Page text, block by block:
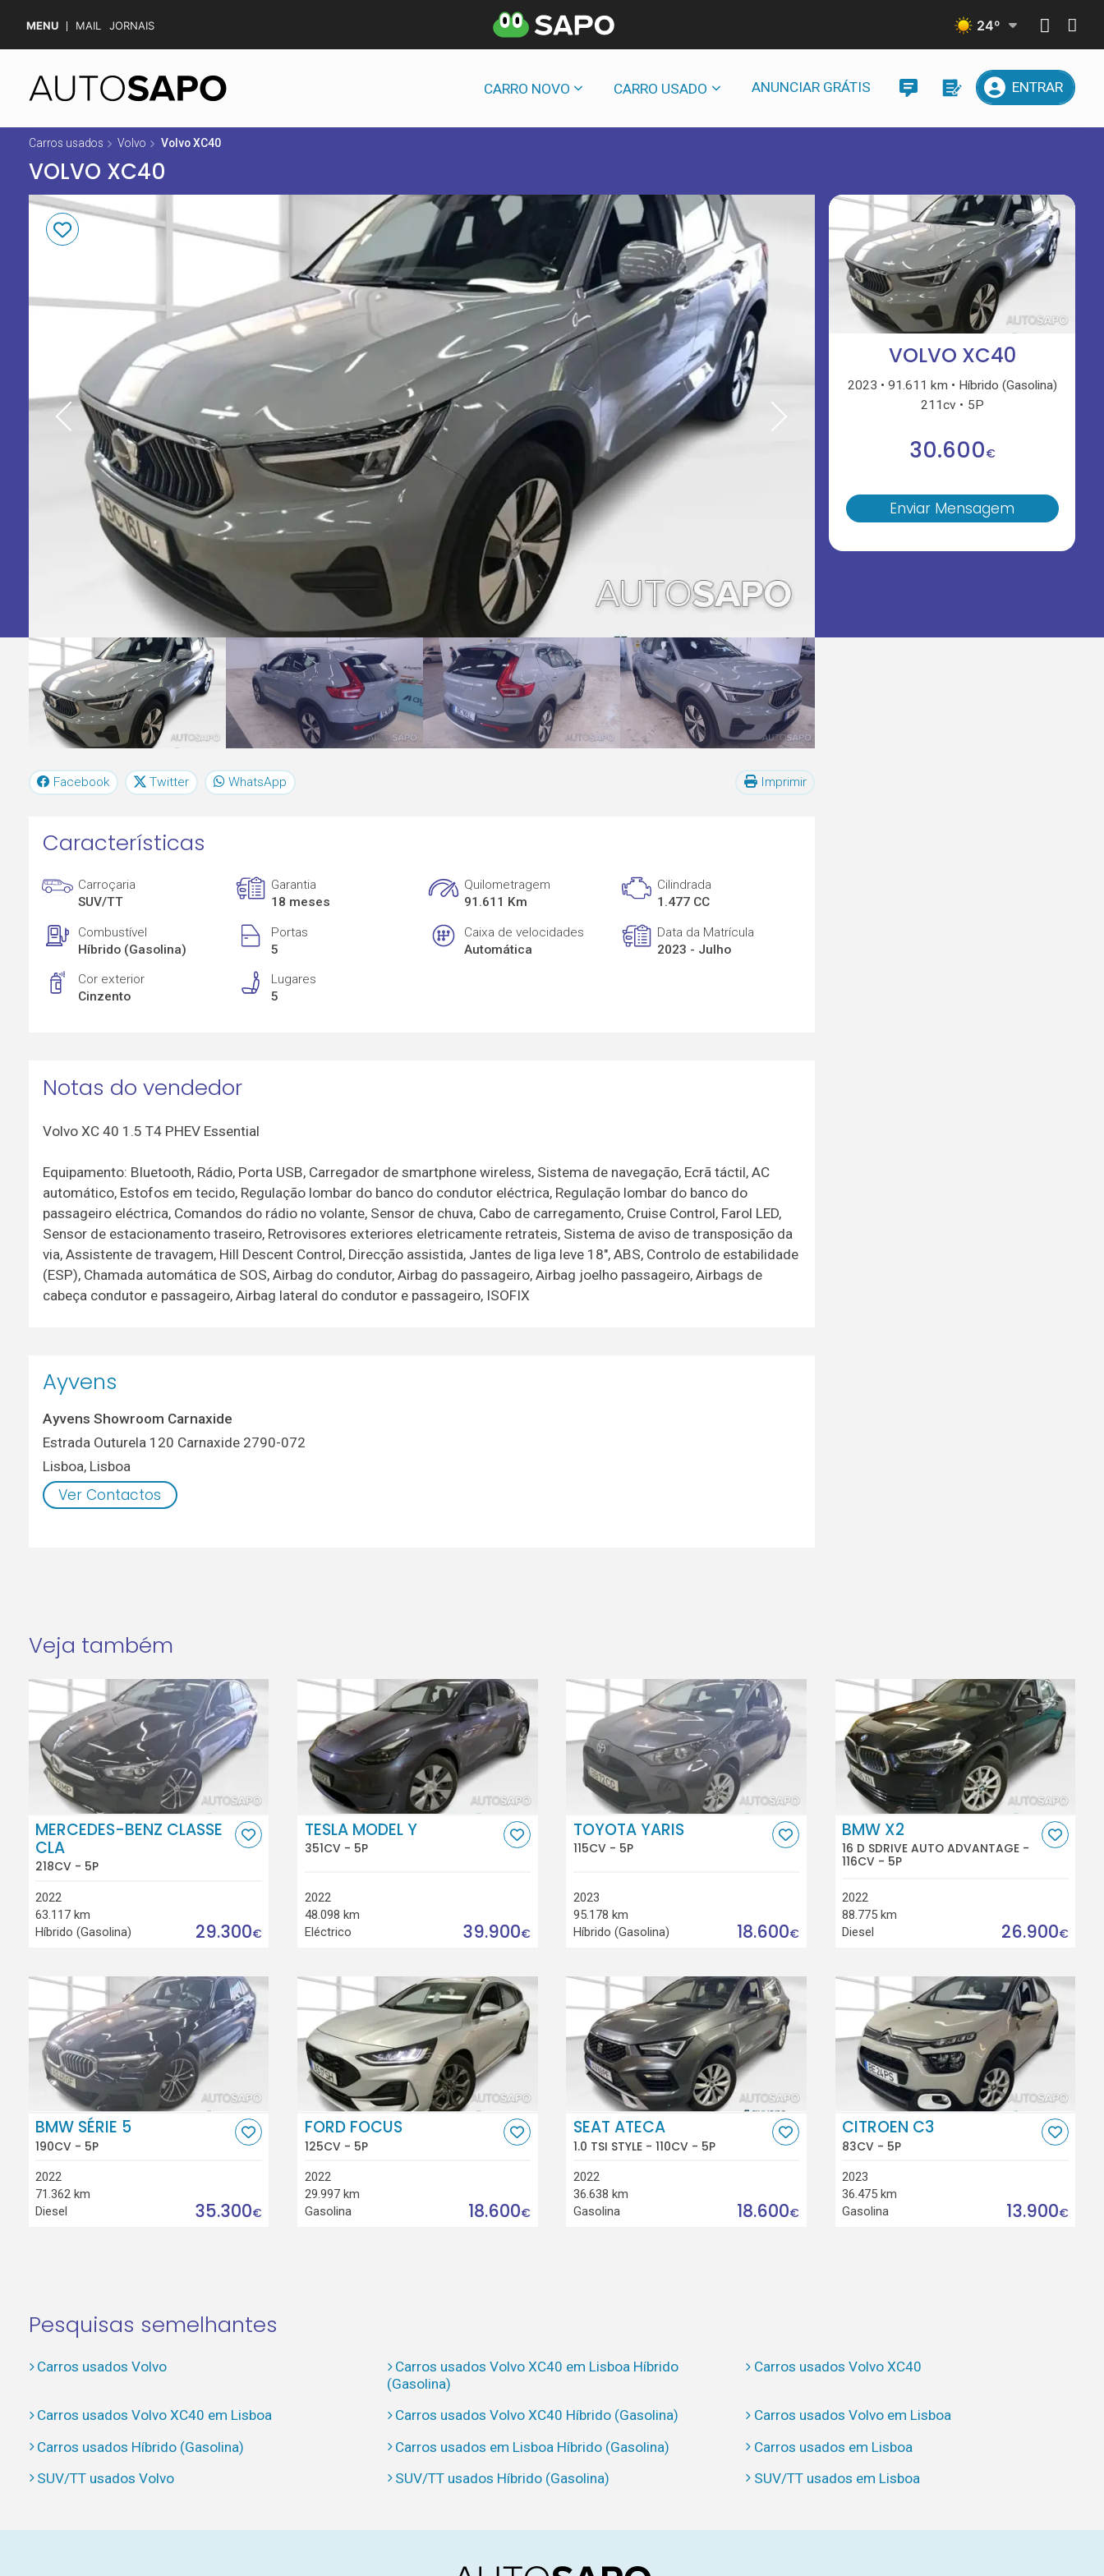
MENU MAIL JORNAIS 24º
CARRO NOVO CARRO USADO ANUNCIAR GRÁTIS ENTRAR
Carros usados Volvo Volvo XC40
VOLVO XC40
VOLVO XC40
2023 91.611 km
Híbrido (Gasolina)
211cv
5P
30.600€
Enviar Mensagem
Facebook Twitter WhatsApp Imprimir
Características
Carroçaria
SUV/TT
Garantia
18 meses
Quilometragem
91.611 Km
Cilindrada
1.477 CC
Combustível
Híbrido (Gasolina)
Portas
5
Caixa de velocidades
Automática
Data da Matrícula
2023 - Julho
Cor exterior
Cinzento
Lugares
5
Notas do vendedor
Volvo XC 40 1.5 T4 PHEV Essential
Equipamento: Bluetooth, Rádio, Porta USB, Carregador de smartphone wireless, Sistema de navegação, Ecrã táctil, AC
automático, Estofos em tecido, Regulação lombar do banco do condutor eléctrica, Regulação lombar do banco do
passageiro eléctrica, Comandos do rádio no volante, Sensor de chuva, Cabo de carregamento, Cruise Control, Farol LED,
Sensor de estacionamento traseiro, Retrovisores exteriores eletricamente retrateis, Sistema de aviso de transposição da
via, Assistente de travagem, Hill Descent Control, Direcção assistida, Jantes de liga leve 18", ABS, Controlo de estabilidade
(ESP), Chamada automática de SOS, Airbag do condutor, Airbag do passageiro, Airbag joelho passageiro, Airbags de
cabeça condutor e passageiro, Airbag lateral do condutor e passageiro, ISOFIX
Ayvens
Ayvens Showroom Carnaxide
Estrada Outurela 120 Carnaxide 2790-072
Lisboa, Lisboa
Ver Contactos
Veja também
MERCEDES-BENZ CLASSE
CLA
218CV - 5P
2022
63.117 km
Híbrido (Gasolina)
29.300€
TESLA MODEL Y
351CV - 5P
2022
48.098 km
Eléctrico
39.900€
TOYOTA YARIS
115CV - 5P
2023
95.178 km
Híbrido (Gasolina)
18.600€
BMW X2
16 D SDRIVE AUTO ADVANTAGE -
116CV - 5P
2022
88.775 km
Diesel
26.900€
BMW SÉRIE 5
190CV - 5P
2022
71.362 km
Diesel
35.300€
FORD FOCUS
125CV - 5P
2022
29.997 km
Gasolina
18.600€
SEAT ATECA
1.0 TSI STYLE - 110CV - 5P
2022
36.638 km
Gasolina
18.600€
CITROEN C3
83CV - 5P
2023
36.475 km
Gasolina
13.900€
Pesquisas semelhantes
Carros usados Volvo
Carros usados Volvo XC40 em Lisboa Híbrido
(Gasolina)
Carros usados Volvo XC40
Carros usados Volvo XC40 em Lisboa Carros usados Volvo XC40 Híbrido (Gasolina)
Carros usados Volvo em Lisboa
Carros usados Híbrido (Gasolina)
Carros usados em Lisboa Híbrido (Gasolina)
Carros usados em Lisboa
SUV/TT usados Volvo
SUV/TT usados Híbrido (Gasolina) SUV/TT usados em Lisboa